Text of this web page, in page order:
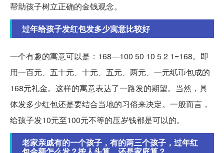
帮助孩子树立正确的金钱观念。
过年给孩子发红包发多少寓意比较好
一个有趣的寓意可以是：168—100 50 10 5 2 1=168。即
用一百元、五十元、十元、五元、两元、一元纸币包成的
168元礼金。这样的寓意表达了一路发的期望。当然，具
体发多少红包还是要结合当地的习俗来决定。一般而言，
给孩子发10元至100元不等的压岁钱都是可以的。
老家亲戚有的一个孩子，有的两三个孩子，过年红